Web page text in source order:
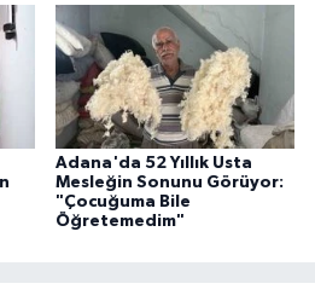
Adana'da 52 Yıllık Usta
Mesleğin Sonunu Görüyor:
"Çocuğuma Bile
Öğretemedim"